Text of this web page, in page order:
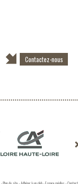
Contactez-nous